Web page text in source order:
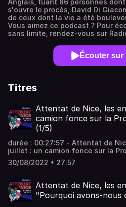
Anglais, tuant 86 personnes dont
s'ouvre le procès, David Di
de ceux dont la vie a été
Vous aimez ce podcast ? Pour
sans limite, rendez-vous sur
Écouter sur
Titres
Attentat de Nice, les
camion fonce sur la
(1/5)
durée : 00:27:57 - Attentat de
juillet : un camion fonce sur la
(1/5) - Le procès de l'attentat de
le 14 juillet 2016, doit s'ouvrir
bouleversée par ce drame se
racontent ce point de bascule
tourné au cauchemar. Vous aimez ce podcast ? Pour
30/08/2022 • 27:57
Attentat de Nice, les
"Pourquoi avons-nous